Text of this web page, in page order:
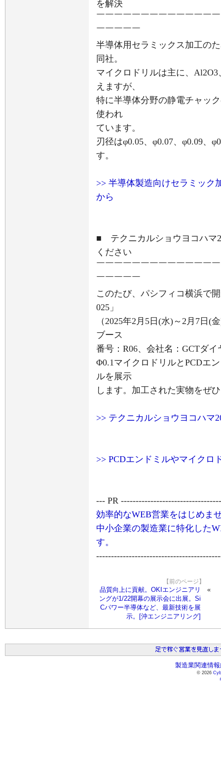
を解決
￣￣￣￣￣￣￣￣￣￣￣￣￣
￣￣￣￣￣
半導体用セラミックス加工の
同社。
マイクロドリルは主に、
えますが、
特に半導体分野の静電チャッ
使われ
ています。
刃径はφ0.05、φ0.07、φ0.09、
す。
>> 半導体製造向けセラミック
から
■ テクニカルショウヨコハマ
ください
￣￣￣￣￣￣￣￣￣￣￣￣￣
￣￣￣￣￣
このたび、パシフィコ横浜で
025」
（2025年2月5日(水)～2月7日
ブース
番号：R06、会社名：GCTダ
Φ0.1マイクロドリルとPCDエ
ルを展示
します。加工された実物をぜ
>> テクニカルショウヨコハマ
>> PCDエンドミルやマイクロ
--- PR
効率的なWEB営業をはじめま
中小企業の製造業に特化した
す。
【前のページ】
品質向上に貢献。OKIエンジニアリ
ングが1/22開幕の展示会に出展。Si
Cパワー半導体など、最新技術を展
示。[沖エンジニアリング]
製造業関連情
© 2026